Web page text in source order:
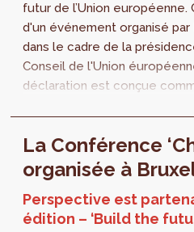
futur de l’Union
d'un événement organisé
dans le cadre de la
Conseil de l'Union
déclaration est conçue
dont elles ont besoin pour
maires et vice-maires issus de
européens ont déjà signé !
La Conférence
organisée à
Perspective est
édition – ‘Build the